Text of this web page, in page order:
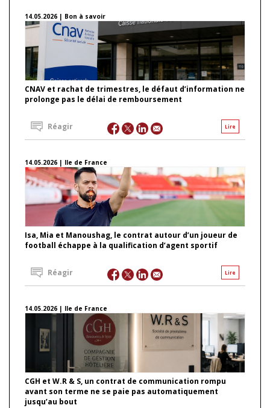
14.05.2026 | Bon à savoir
CNAV et rachat de trimestres, le défaut d’information ne
prolonge pas le délai de remboursement
Lire
Réagir
14.05.2026 | Ile de France
Isa, Mia et Manoushag, le contrat autour d’un joueur de
football échappe à la qualification d’agent sportif
Lire
Réagir
14.05.2026 | Ile de France
CGH et W.R & S, un contrat de communication rompu
avant son terme ne se paie pas automatiquement
jusqu’au bout